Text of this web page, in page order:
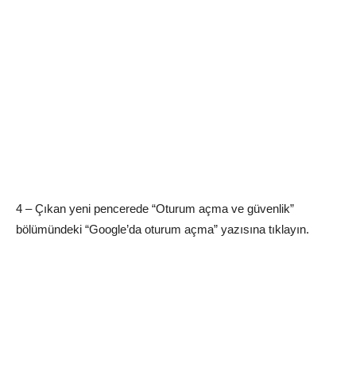
4 – Çıkan yeni pencerede “Oturum açma ve güvenlik”
bölümündeki “Google’da oturum açma” yazısına tıklayın.